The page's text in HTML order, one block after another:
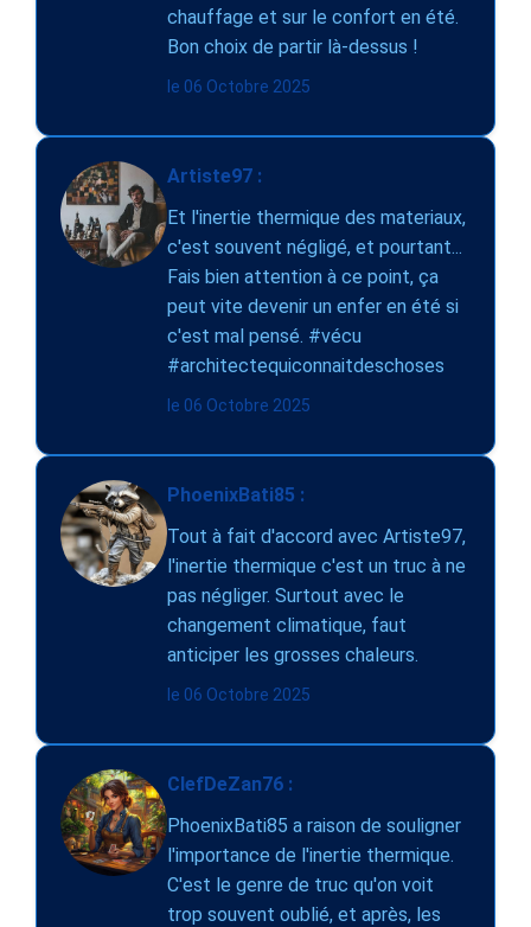
chauffage et sur le confort en été.
Bon choix de partir là-dessus !
le 06 Octobre 2025
Artiste97 :
Et l'inertie thermique des materiaux,
c'est souvent négligé, et pourtant...
Fais bien attention à ce point, ça
peut vite devenir un enfer en été si
c'est mal pensé. #vécu
#architectequiconnaitdeschoses
le 06 Octobre 2025
PhoenixBati85 :
Tout à fait d'accord avec Artiste97,
l'inertie thermique c'est un truc à ne
pas négliger. Surtout avec le
changement climatique, faut
anticiper les grosses chaleurs.
le 06 Octobre 2025
ClefDeZan76 :
PhoenixBati85 a raison de souligner
l'importance de l'inertie thermique.
C'est le genre de truc qu'on voit
trop souvent oublié, et après, les